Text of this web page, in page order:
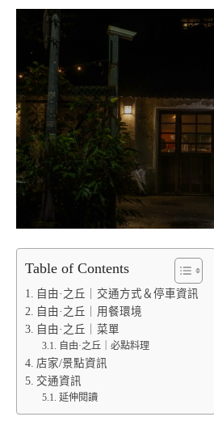
Table of Contents
自由·之丘｜交通方式＆停車資訊
自由·之丘｜用餐環境
自由·之丘｜菜單
自由·之丘｜必點料理
店家/景點資訊
交通資訊
延伸閱讀